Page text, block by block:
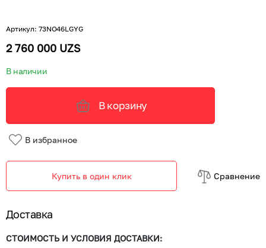
Артикул: 73NO46LGYG
2 760 000 UZS
В наличии
В корзину
В избранное
Купить в один клик Cравнение
Доставка
СТОИМОСТЬ И УСЛОВИЯ ДОСТАВКИ: